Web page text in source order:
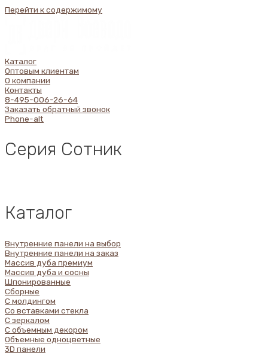
Перейти к содержимому
Каталог
Оптовым клиентам
О компании
Контакты
8-495-006-26-64
Заказать обратный звонок
Phone-alt
Серия Сотник
Каталог
Внутренние панели на выбор
Внутренние панели на заказ
Массив дуба премиум
Массив дуба и сосны
Шпонированные
Сборные
С молдингом
Со вставками стекла
С зеркалом
С объемным декором
Объемные одноцветные
3D панели